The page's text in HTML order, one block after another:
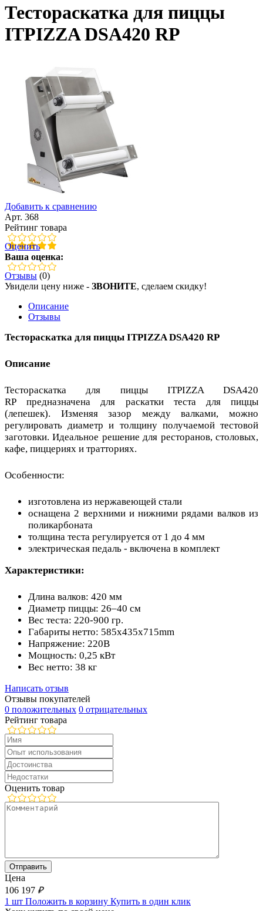
Тестораскатка для пиццы
ITPIZZA DSA420 RP
Добавить к сравнению
Арт. 368
Рейтинг товара
Оценить
Ваша оценка:
Отзывы (0)
Увидели цену ниже - ЗВОНИТЕ, сделаем скидку!
Описание
Отзывы
Тестораскатка для пиццы ITPIZZA DSA420 RP
Описание
Тестораскатка для пиццы ITPIZZA DSA420
RP предназначена для раскатки теста для пиццы
(лепешек). Изменяя зазор между валками, можно
регулировать диаметр и толщину получаемой тестовой
заготовки. Идеальное решение для ресторанов, столовых,
кафе, пиццериях и тратториях.
Особенности:
изготовлена из нержавеющей стали
оснащена 2 верхними и нижними рядами валков из
поликарбоната
толщина теста регулируется от 1 до 4 мм
электрическая педаль - включена в комплект
Характеристики:
Длина валков: 420 мм
Диаметр пиццы: 26–40 см
Вес теста: 220-900 гр.
Габариты нетто: 585x435x715mm
Напряжение: 220В
Мощность: 0,25 кВт
Вес нетто: 38 кг
Написать отзыв
Отзывы покупателей
0 положительных 0 отрицательных
Рейтинг товара
Оценить товар
Цена
106 197 ₽
1 шт Положить в корзину Купить в один клик